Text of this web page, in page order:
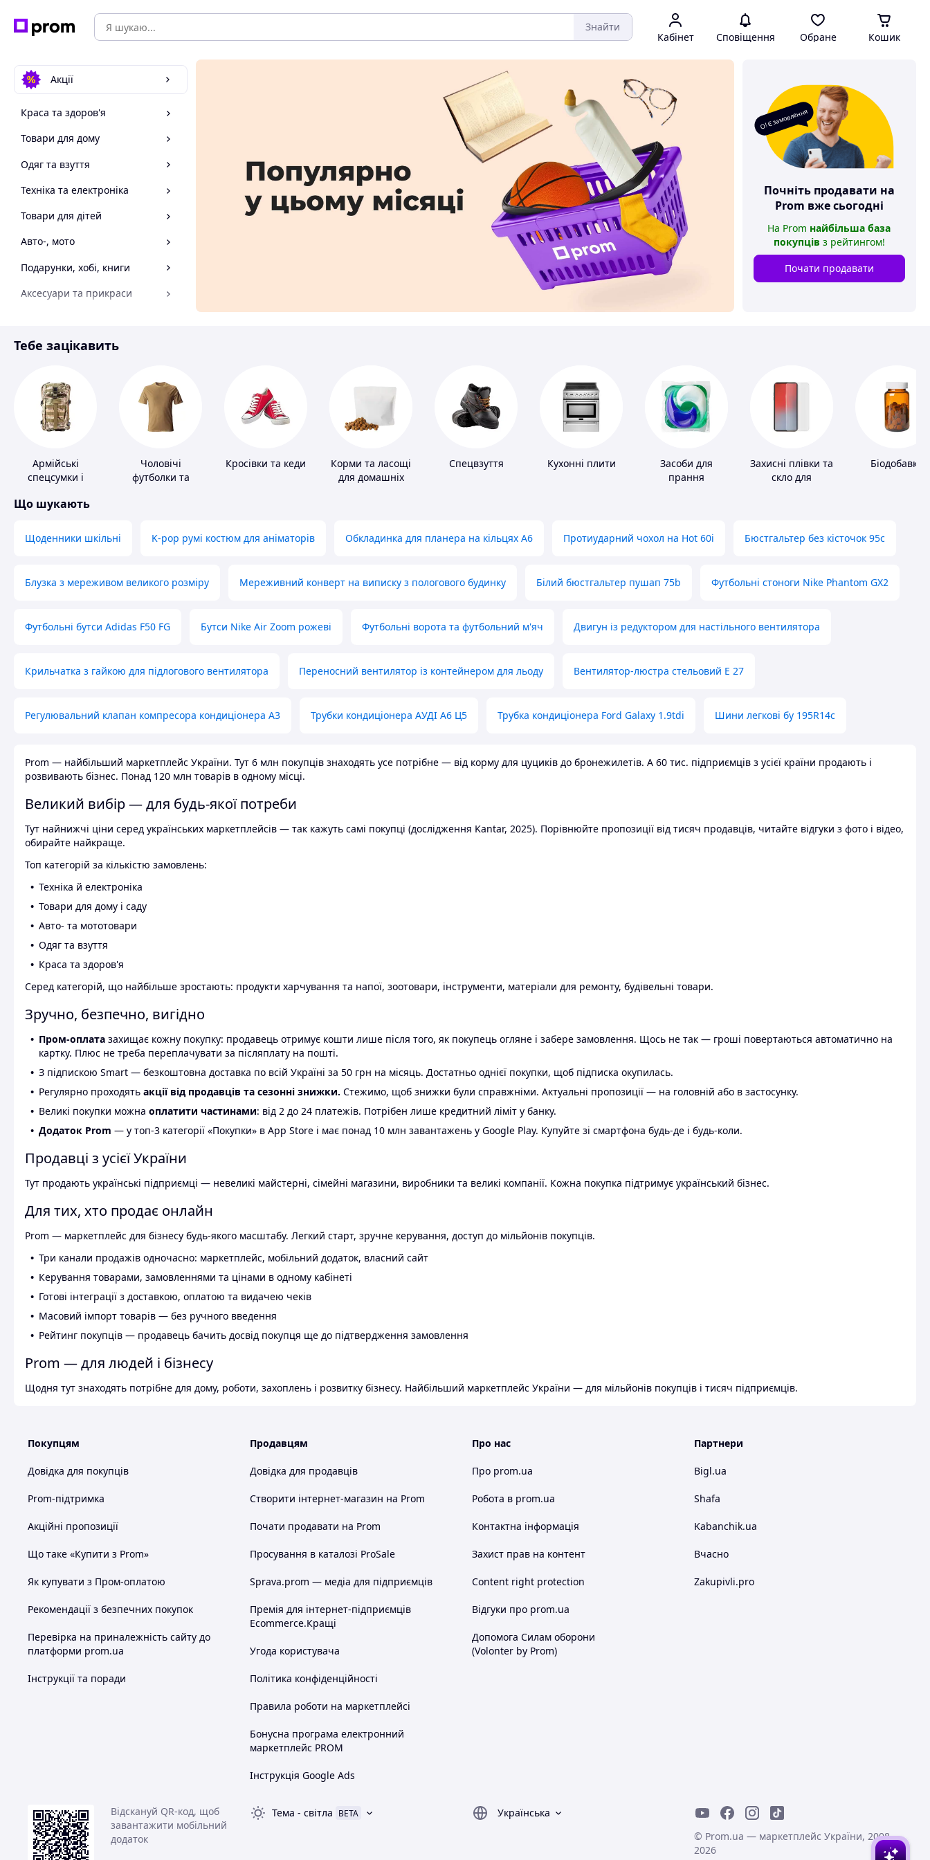
Знайти
Кабінет Сповіщення Обране Кошик
Акції
Краса та здоров'я
Товари для дому
Одяг та взуття
Техніка та електроніка
Товари для дітей
Авто-, мото
Подарунки, хобі, книги
Аксесуари та прикраси
Спорт і відпочинок
О! Є замовлення
Почніть продавати на
Prom вже сьогодні
На Prom найбільша база
покупців з рейтингом!
Почати продавати
Тебе зацікавить
Армійські
спецсумки і
Чоловічі
футболки та
Кросівки та кеди
Корми та ласощі
для домашніх
Спецвзуття Кухонні плити
Засоби для
прання
Захисні плівки та
скло для
Біодобавки
Що шукають
Щоденники шкільні K-pop румі костюм для аніматорів Обкладинка для планера на кільцях А6 Протиударний чохол на Hot 60i Бюстгальтер без кісточок 95с
Блузка з мереживом великого розміру Мереживний конверт на виписку з пологового будинку Білий бюстгальтер пушап 75b Футбольні стоноги Nike Phantom GX2
Футбольні бутси Adidas F50 FG Бутси Nike Air Zoom рожеві Футбольні ворота та футбольний м'яч Двигун із редуктором для настільного вентилятора
Крильчатка з гайкою для підлогового вентилятора Переносний вентилятор із контейнером для льоду Вентилятор-люстра стельовий E 27
Регулювальний клапан компресора кондиціонера А3 Трубки кондиціонера АУДІ А6 Ц5 Трубка кондиціонера Ford Galaxy 1.9tdi Шини легкові бу 195R14c
Prom — найбільший маркетплейс України. Тут 6 млн покупців знаходять усе потрібне — від корму для цуциків до бронежилетів. А 60 тис. підприємців з усієї країни продають і
розвивають бізнес. Понад 120 млн товарів в одному місці.
Великий вибір — для будь-якої потреби
Тут найнижчі ціни серед українських маркетплейсів — так кажуть самі покупці (дослідження Kantar, 2025). Порівнюйте пропозиції від тисяч продавців, читайте відгуки з фото і відео,
обирайте найкраще.
Топ категорій за кількістю замовлень:
Техніка й електроніка
Товари для дому і саду
Авто- та мототовари
Одяг та взуття
Краса та здоров'я
Серед категорій, що найбільше зростають: продукти харчування та напої, зоотовари, інструменти, матеріали для ремонту, будівельні товари.
Зручно, безпечно, вигідно
Пром-оплата захищає кожну покупку: продавець отримує кошти лише після того, як покупець огляне і забере замовлення. Щось не так — гроші повертаються автоматично на
картку. Плюс не треба переплачувати за післяплату на пошті.
З підпискою Smart — безкоштовна доставка по всій Україні за 50 грн на місяць. Достатньо однієї покупки, щоб підписка окупилась.
Регулярно проходять акції від продавців та сезонні знижки. Стежимо, щоб знижки були справжніми. Актуальні пропозиції — на головній або в застосунку.
Великі покупки можна оплатити частинами: від 2 до 24 платежів. Потрібен лише кредитний ліміт у банку.
Додаток Prom — у топ-3 категорії «Покупки» в App Store і має понад 10 млн завантажень у Google Play. Купуйте зі смартфона будь-де і будь-коли.
Продавці з усієї України
Тут продають українські підприємці — невеликі майстерні, сімейні магазини, виробники та великі компанії. Кожна покупка підтримує український бізнес.
Для тих, хто продає онлайн
Prom — маркетплейс для бізнесу будь-якого масштабу. Легкий старт, зручне керування, доступ до мільйонів покупців.
Три канали продажів одночасно: маркетплейс, мобільний додаток, власний сайт
Керування товарами, замовленнями та цінами в одному кабінеті
Готові інтеграції з доставкою, оплатою та видачею чеків
Масовий імпорт товарів — без ручного введення
Рейтинг покупців — продавець бачить досвід покупця ще до підтвердження замовлення
Prom — для людей і бізнесу
Щодня тут знаходять потрібне для дому, роботи, захоплень і розвитку бізнесу. Найбільший маркетплейс України — для мільйонів покупців і тисяч підприємців.
Покупцям
Довідка для покупців
Prom-підтримка
Акційні пропозиції
Що таке «Купити з Prom»
Як купувати з Пром-оплатою
Рекомендації з безпечних покупок
Перевірка на приналежність сайту до
платформи prom.ua
Інструкції та поради
Продавцям
Довідка для продавців
Створити інтернет-магазин на Prom
Почати продавати на Prom
Просування в каталозі ProSale
Sprava.prom — медіа для підприємців
Премія для інтернет-підприємців
Ecommerce.Кращі
Угода користувача
Політика конфіденційності
Правила роботи на маркетплейсі
Бонусна програма електронний
маркетплейс PROM
Інструкція Google Ads
Про нас
Про prom.ua
Робота в prom.ua
Контактна інформація
Захист прав на контент
Content right protection
Відгуки про prom.ua
Допомога Силам оборони
(Volonter by Prom)
Партнери
Bigl.ua
Shafa
Kabanchik.ua
Вчасно
Zakupivli.pro
Відскануй QR-код, щоб
завантажити мобільний
додаток
Тема - світла BETA
Українська
© Prom.ua — маркетплейс України, 2008-
2026